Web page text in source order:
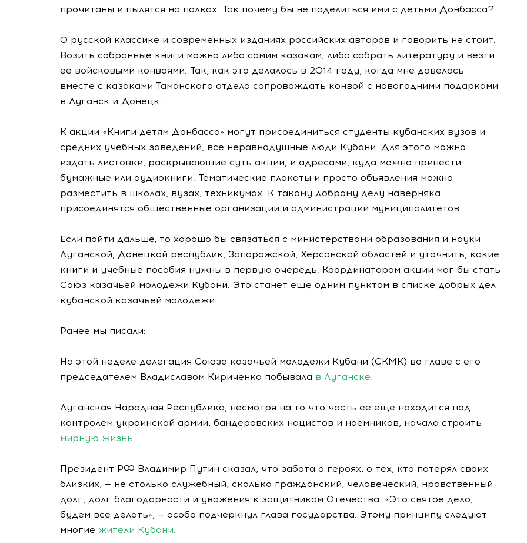
прочитаны и пылятся на полках. Так почему бы не поделиться ими с детьми Донбасса?
О русской классике и современных изданиях российских авторов и говорить не стоит.
Возить собранные книги можно либо самим казакам, либо собрать литературу и везти
ее войсковыми конвоями. Так, как это делалось в 2014 году, когда мне довелось
вместе с казаками Таманского отдела сопровождать конвой с новогодними подарками
в Луганск и Донецк.
К акции «Книги детям Донбасса» могут присоединиться студенты кубанских вузов и
средних учебных заведений, все неравнодушные люди Кубани. Для этого можно
издать листовки, раскрывающие суть акции, и адресами, куда можно принести
бумажные или аудиокниги. Тематические плакаты и просто объявления можно
разместить в школах, вузах, техникумах. К такому доброму делу наверняка
присоединятся общественные организации и администрации муниципалитетов.
Если пойти дальше, то хорошо бы связаться с министерствами образования и науки
Луганской, Донецкой республик, Запорожской, Херсонской областей и уточнить, какие
книги и учебные пособия нужны в первую очередь. Координатором акции мог бы стать
Союз казачьей молодежи Кубани. Это станет еще одним пунктом в списке добрых дел
кубанской казачьей молодежи.
Ранее мы писали:
На этой неделе делегация Союза казачьей молодежи Кубани (СКМК) во главе с его
председателем Владиславом Кириченко побывала в Луганске.
Луганская Народная Республика, несмотря на то что часть ее еще находится под
контролем украинской армии, бандеровских нацистов и наемников, начала строить
мирную жизнь.
Президент РФ Владимир Путин сказал, что забота о героях, о тех, кто потерял своих
близких, — не столько служебный, сколько гражданский, человеческий, нравственный
долг, долг благодарности и уважения к защитникам Отечества. «Это святое дело,
будем все делать», — особо подчеркнул глава государства. Этому принципу следуют
многие жители Кубани.